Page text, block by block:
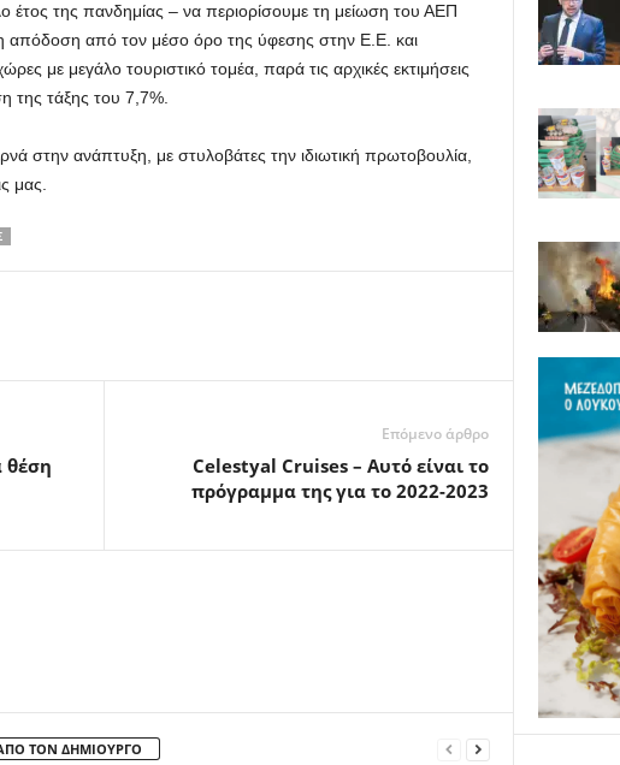
έτος της πανδημίας – να περιορίσουμε τη μείωση του ΑΕΠ
απόδοση από τον μέσο όρο της ύφεσης στην Ε.Ε. και
με μεγάλο τουριστικό τομέα, παρά τις αρχικές εκτιμήσεις
της τάξης του 7,7%.
στην ανάπτυξη, με στυλοβάτες την ιδιωτική πρωτοβουλία,
μας.
θέση
Επόμενο άρθρο
Celestyal Cruises – Αυτό είναι το
πρόγραμμα της για το 2022-2023
ΤΟΝ ΔΗΜΙΟΥΡΓΟ